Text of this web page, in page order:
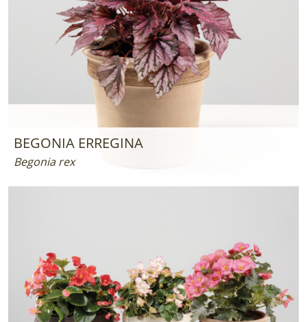
BEGONIA ERREGINA
Begonia rex